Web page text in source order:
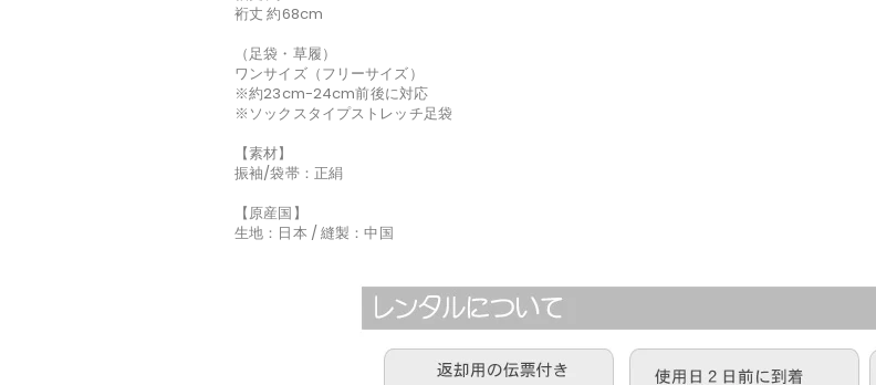
裄丈 約68cm
（足袋・草履）
ワンサイズ（フリーサイズ）
※約23cm-24cm前後に対応
※ソックスタイプストレッチ足袋
【素材】
振袖/袋帯：正絹
【原産国】
生地：日本 / 縫製：中国